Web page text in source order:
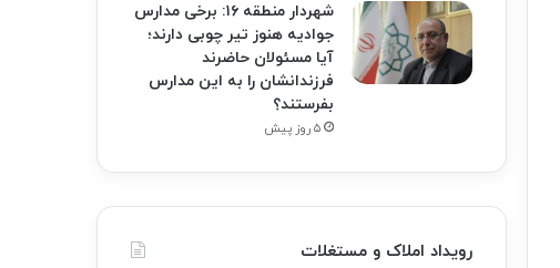
شهردار منطقه ۱۶: برخی مدارس
جوادیه هنوز تیر چوبی دارند؛
آیا مسئولان حاضرند
فرزندانشان را به این مدارس
بفرستند؟
۵ روز پیش
رویداد املاک و مستغلات